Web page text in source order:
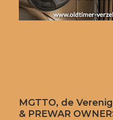
MGTTO, de
& PREWAR